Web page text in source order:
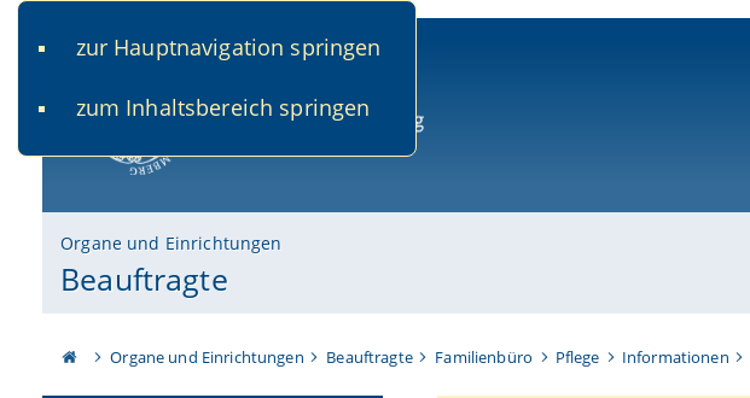
zur Hauptnavigation springen
zum Inhaltsbereich springen
Organe und Einrichtungen
Beauftragte
Organe und Einrichtungen Beauftragte Familienbüro Pflege Informationen